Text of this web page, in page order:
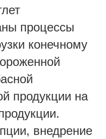
процессы
конечному
продукции на
внедрение